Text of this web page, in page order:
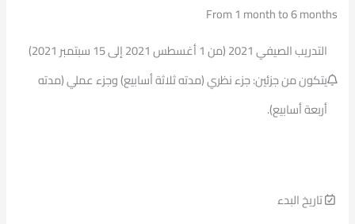
From 1 month to 6 months
التدريب الصيفي 2021 (من 1 أغسطس 2021 إلى 15 سبتمبر 2021)
يتكون من جزئين: جزء نظري (مدته ثلاثة أسابيع) وجزء عملي (مدته
أربعة أسابيع).
تاريخ البدء